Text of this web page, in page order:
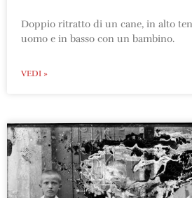
Doppio ritratto di un cane, in alto
uomo e in basso con un bambino.
VEDI »